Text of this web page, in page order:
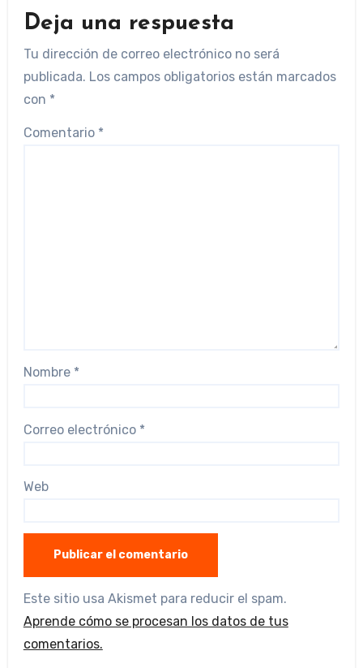
Deja una respuesta
Tu dirección de correo electrónico no será
publicada. Los campos obligatorios están marcados
con *
Comentario *
Nombre *
Correo electrónico *
Web
Este sitio usa Akismet para reducir el spam.
Aprende cómo se procesan los datos de tus
comentarios.